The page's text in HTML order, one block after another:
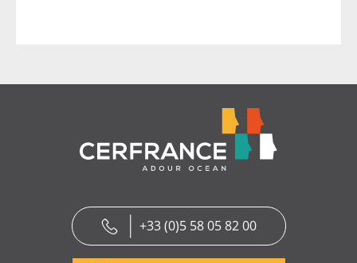
+33 (0)5 58 05 82 00